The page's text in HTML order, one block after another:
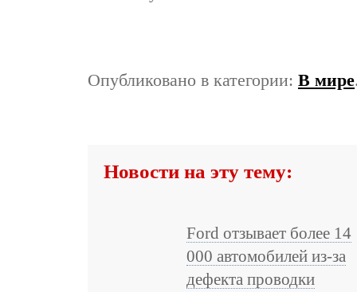
Опубликовано в категории: В мире
Новости на эту тему:
Ford отзывает более 14
000 автомобилей из-за
дефекта проводки